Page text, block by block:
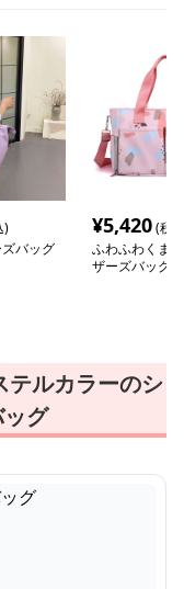
)
バッグ
¥5,420(税
ふわふわくま
ザーズバッグ
テルカラーのシ
グ